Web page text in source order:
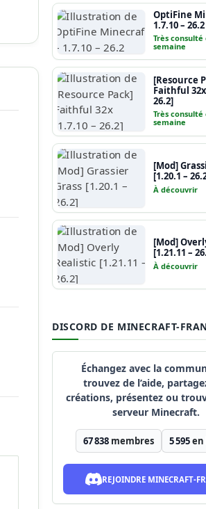
OptiFine
1.7.10 – 26.2
Très
semaine
[Resource
Faithful 32x
26.2]
Très
semaine
[Mod]
[1.20.1 –
À découvrir
[Mod]
[1.21.11 –
À découvrir
DISCORD DE MINECRAFT-
Échangez avec la
trouvez de l’aide,
créations, présentez ou
serveur Minecraft.
67 838 membres 5 595en
REJOINDRE MINECRAFT-